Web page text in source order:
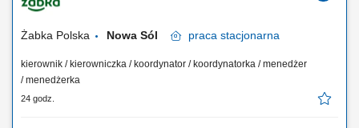
Żabka Polska Nowa Sól praca stacjonarna
kierownik / kierowniczka / koordynator / koordynatorka / menedżer
/ menedżerka
24 godz.